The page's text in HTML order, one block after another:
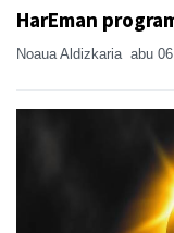
HarEman
Noaua Aldizkaria abu